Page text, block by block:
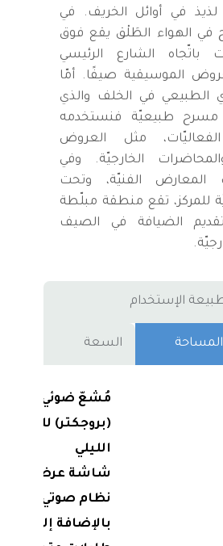
في أوائل الخريف. في
في الهواء الطَلْق يقع فوق
باتّجاه الشارع الرئيسي
الموسيقية صيفًا. أمّا
الطبيعي في الخلف والذي
طبيعيّة فنستخدمه
مثل العروض
الخارجيّة. وفي
المعارض الفنيّة، وتحت
للمركز، تقع منطقة مبلّطة
الضيافة في الصيف
الإستخدام
السعة